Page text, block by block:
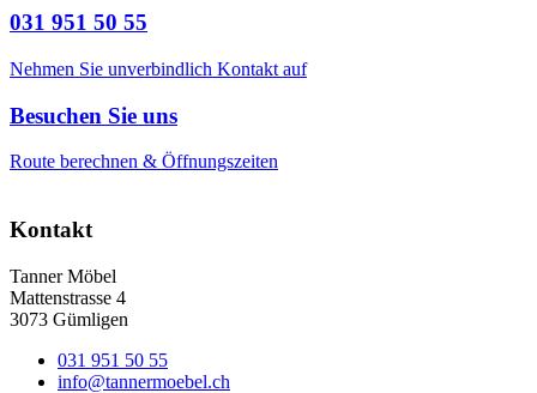
031 951 50 55
Nehmen Sie unverbindlich Kontakt auf
Besuchen Sie uns
Route berechnen & Öffnungszeiten
Kontakt
Tanner Möbel
Mattenstrasse 4
3073 Gümligen
031 951 50 55
info@tannermoebel.ch